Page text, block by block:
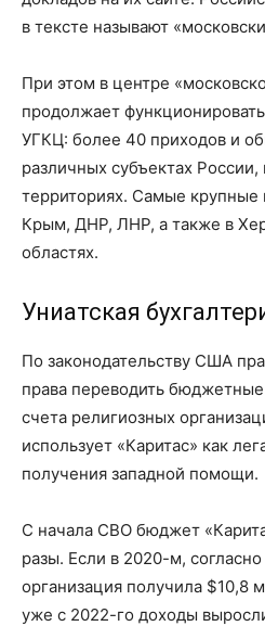
в тексте называют
При этом в центре
продолжает
УГКЦ: более 40 приходов и
различных субъектах
территориях. Самые крупные
Крым, ДНР, ЛНР, а также в
областях.
Униатская
По законодательству США
права переводить
счета религиозных
использует «Каритас» как
получения западной помощи.
С начала СВО бюджет
разы. Если в 2020-м,
организация получила $10,8
уже с 2022-го доходы